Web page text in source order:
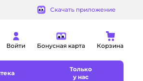
Скачать приложение
Войти Бонусная карта Корзина
Только
у нас